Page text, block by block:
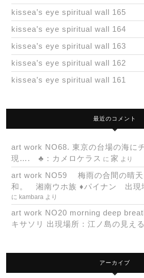
kissea’s eye spiritual wall 165
kissea’s eye spiritual wall 164
kissea’s eye spiritual wall 163
kissea’s eye spiritual wall 162
kissea’s eye spiritual wall 161
最近のコメント
art work NO68. 東京の台場の海に
現…. ♣：カメロケラス に 家 より
art work NO59 梅雨の合間の晴天
和。 湘南ウホ族 ♦パイナン 出現
に kambara より
art work NO20 morning deep
キサソリ 出現場所：江ノ島の見え
アーカイブ